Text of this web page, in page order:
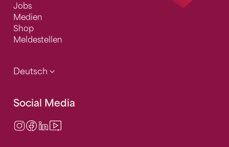
Jobs
Medien
Shop
Meldestellen
Deutsch
Social Media
Instagram
Facebook
LinkedIn